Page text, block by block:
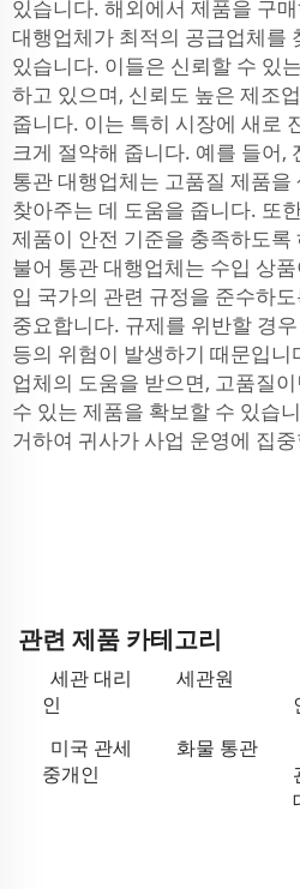
있습니다. 해외에서 제품을 구
대행업체가 최적의 공급업체를
있습니다. 이들은 신뢰할 수 있
하고 있으며, 신뢰도 높은 제조
줍니다. 이는 특히 시장에 새로
크게 절약해 줍니다. 예를 들어,
통관 대행업체는 고품질 제품
찾아주는 데 도움을 줍니다. 또
제품이 안전 기준을 충족하도록
불어 통관 대행업체는 수입 상
입 국가의 관련 규정을 준수하
중요합니다. 규제를 위반할 경
등의 위험이 발생하기 때문입니
업체의 도움을 받으면, 고품질
수 있는 제품을 확보할 수 있습
거하여 귀사가 사업 운영에 집
관련 제품 카테고리
세관 대리
인
세관원
미국 관세
중개인
화물 통관